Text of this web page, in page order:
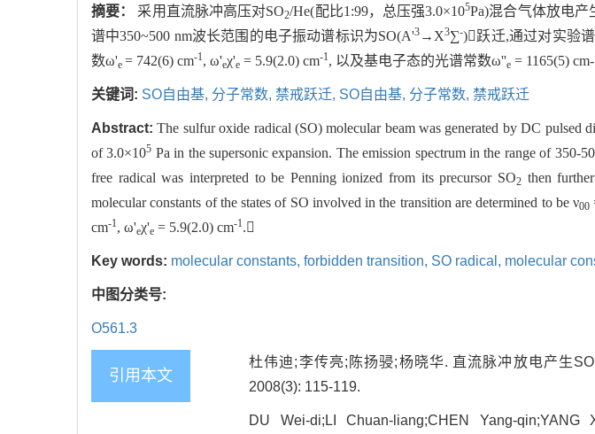
摘要： 采用直流脉冲高压对SO2/He(配比1:99，总压强3.0×105Pa)混合气体放电产
谱中350~500 nm波长范围的电子振动谱标识为SO(A'3 →X3∑-)跃迁,通过对实验
数ω'e = 742(6) cm-1, ω'eχ'e = 5.9(2.0) cm-1, 以及基电子态的光谱常数ω''e = 1165(5)
关键词: SO自由基, 分子常数, 禁戒跃迁, SO自由基, 分子常数, 禁戒跃迁
Abstract:The sulfur oxide radical (SO) molecular beam was generated by DC pulsed
of 3.0×105 Pa in the supersonic expansion. The emission spectrum in the range of 350-
free radical was interpreted to be Penning ionized from its precursor SO2 then
molecular constants of the states of SO involved in the transition are determined to be ν00
cm-1, ω'eχ'e = 5.9(2.0) cm-1.
Key words: molecular constants, forbidden transition, SO radical, molecular
中图分类号:
O561.3
引用本文
杜伟迪;李传亮;陈扬骎;杨晓华. 直流脉冲放电产生
2008(3): 115-119.
DU Wei-di;LI Chuan-liang;CHEN Yang-